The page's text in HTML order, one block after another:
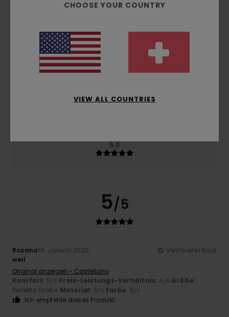
Komfort
Preis-Leistungs-Verhältnis
5.0
5/5
Rosana18. Januar 2026
Verifizierter Kauf
weil
Original anzeigen - Castellano
Komfort: 5/5 Preis-Leistungs-Verhältnis: 4/5 Größe:
Perfekte Größe Material: 5/5 Farbe: 5/5
Ich empfehle dieses Produkt
CHOOSE YOUR COUNTRY
VIEW ALL COUNTRIES